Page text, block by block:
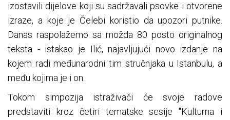
izostavili dijelove koji su sadržavali psovke i otvorene
izraze, a koje je Čelebi koristio da upozori putnike.
Danas raspolažemo sa možda 80 posto originalnog
teksta - istakao je Ilić, najavljujući novo izdanje na
kojem radi međunarodni tim stručnjaka u Istanbulu, a
među kojima je i on.
Tokom simpozija istraživači će svoje radove
predstaviti kroz četiri tematske sesije "Kulturna i